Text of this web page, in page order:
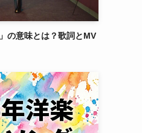
の意味とは？歌詞とMV